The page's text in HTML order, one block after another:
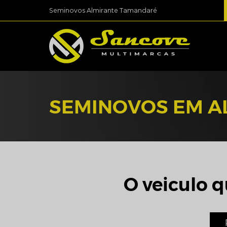
Seminovos Almirante Tamandaré
SEMINOVOS EM
O veiculo